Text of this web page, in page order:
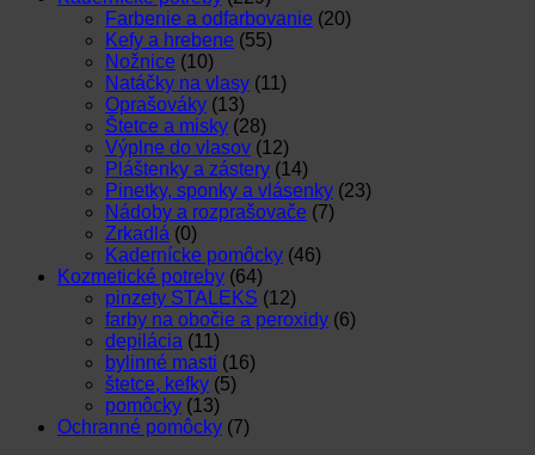
Farbenie a odfarbovanie (20)
Kefy a hrebene (55)
Nožnice (10)
Natáčky na vlasy (11)
Oprašováky (13)
Štetce a misky (28)
Výplne do vlasov (12)
Pláštenky a zástery (14)
Pinetky, sponky a vlásenky (23)
Nádoby a rozprašovače (7)
Zrkadlá (0)
Kadernícke pomôcky (46)
Kozmetické potreby (64)
pinzety STALEKS (12)
farby na obočie a peroxidy (6)
depilácia (11)
bylinné masti (16)
štetce, kefky (5)
pomôcky (13)
Ochranné pomôcky (7)